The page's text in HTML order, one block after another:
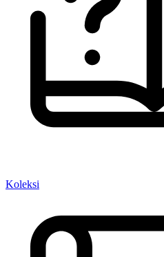
Koleksi